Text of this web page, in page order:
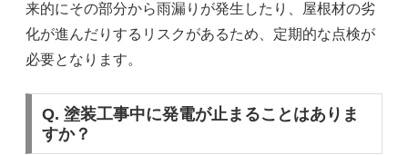
来的にその部分から雨漏りが発生したり、屋根材の劣
化が進んだりするリスクがあるため、定期的な点検が
必要となります。
Q. 塗装工事中に発電が止まることはありま
すか？